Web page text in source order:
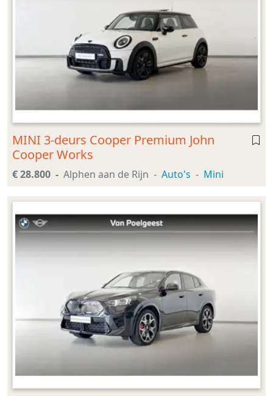
MINI 3-deurs Cooper Premium John
Cooper Works
€ 28.800 Alphen aan de Rijn Auto's Mini